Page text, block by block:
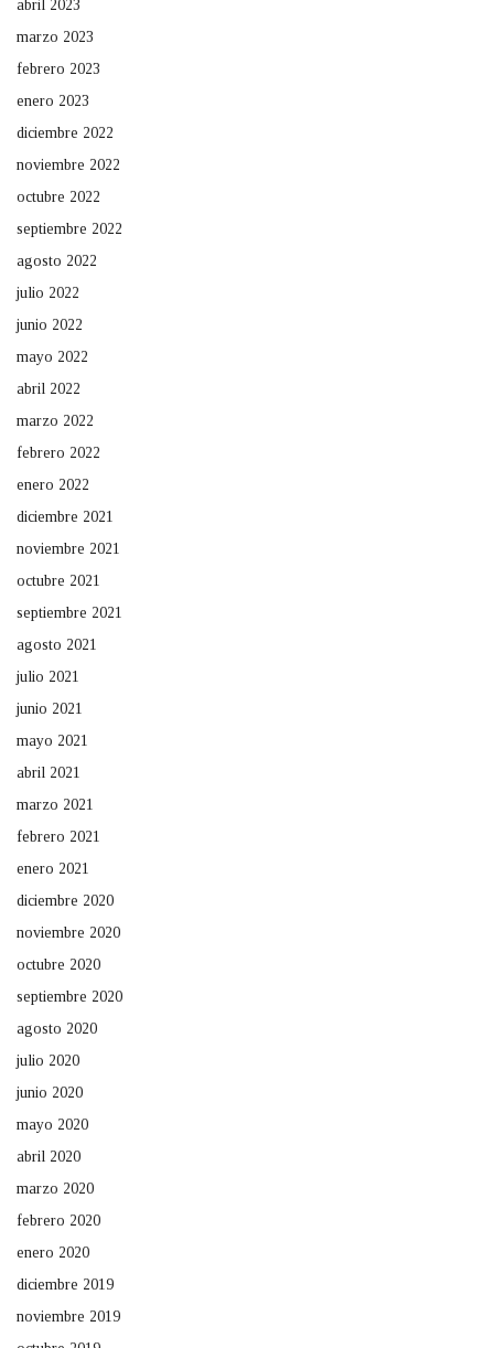
abril 2023
marzo 2023
febrero 2023
enero 2023
diciembre 2022
noviembre 2022
octubre 2022
septiembre 2022
agosto 2022
julio 2022
junio 2022
mayo 2022
abril 2022
marzo 2022
febrero 2022
enero 2022
diciembre 2021
noviembre 2021
octubre 2021
septiembre 2021
agosto 2021
julio 2021
junio 2021
mayo 2021
abril 2021
marzo 2021
febrero 2021
enero 2021
diciembre 2020
noviembre 2020
octubre 2020
septiembre 2020
agosto 2020
julio 2020
junio 2020
mayo 2020
abril 2020
marzo 2020
febrero 2020
enero 2020
diciembre 2019
noviembre 2019